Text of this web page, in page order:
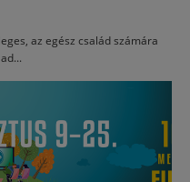
az egész család számára